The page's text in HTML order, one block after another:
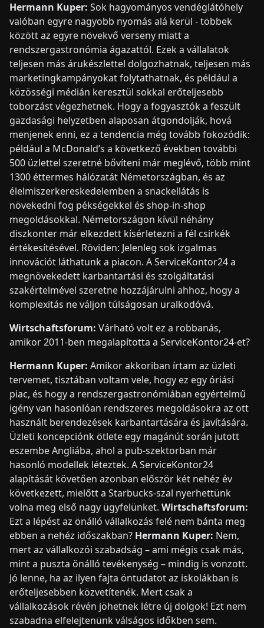
Hermann Kuper: Sok hagyományos vendéglátóhely
valóban egyre nagyobb nyomás alá kerül - többek
között az egyre növekvő verseny miatt a
rendszergastronómia ágazattól. Ezek a vállalatok
teljesen más árukészlettel dolgozhatnak, teljesen más
marketingkampányokat folytathatnak, és például a
közösségi médián keresztül sokkal erőteljesebb
toborzást végezhetnek. Hogy a fogyasztók a feszült
gazdasági helyzetben alaposan átgondolják, hová
menjenek enni, ez a tendencia még tovább fokozódik:
például a McDonald’s a következő években további
500 üzlettel szeretné bővíteni már meglévő, több mint
1300 éttermes hálózatát Németországban, és az
élelmiszerkereskedelemben a snackellátás is
növekedni fog pékségekkel és shop-in-shop
megoldásokkal. Németországon kívül néhány
diszkonter már elkezdett kísérletezni a fél csirkék
értékesítésével. Röviden: Jelenleg sok izgalmas
innovációt láthatunk a piacon. A ServiceKontor24 a
megnövekedett karbantartási és szolgáltatási
szakértelmével szeretne hozzájárulni ahhoz, hogy a
komplexitás ne váljon túlságosan uralkodóvá.
Wirtschaftsforum: Várható volt ez a robbanás,
amikor 2011-ben megalapította a ServiceKontor24-et?
Hermann Kuper: Amikor akkoriban írtam az üzleti
tervemet, tisztában voltam vele, hogy ez egy óriási
piac, és hogy a rendszergastronómiában egyértelmű
igény van hasonlóan rendszeres megoldásokra az ott
használt berendezések karbantartására és javítására.
Üzleti koncepciónk ötlete egy magánút során jutott
eszembe Angliába, ahol a pub-szektorban már
hasonló modellek léteztek. A ServiceKontor24
alapítását követően azonban először két nehéz év
következett, mielőtt a Starbucks-szal nyerhettünk
volna meg első nagy ügyfelünket. Wirtschaftsforum:
Ezt a lépést az önálló vállalkozás felé nem bánta meg
ebben a nehéz időszakban? Hermann Kuper: Nem,
mert az vállalkozói szabadság – ami mégis csak más,
mint a puszta önálló tevékenység – mindig is vonzott.
Jó lenne, ha az ilyen fajta öntudatot az iskolákban is
erőteljesebben közvetítenék. Mert csak a
vállalkozások révén jöhetnek létre új dolgok! Ezt nem
szabadna elfelejtenünk válságos időkben sem.